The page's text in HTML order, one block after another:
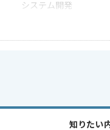
システム開発
チームにおける一人称での
チーム開発経験
知りたい